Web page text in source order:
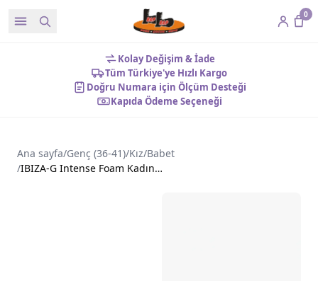
0
Kolay Değişim & İade
Tüm Türkiye'ye Hızlı Kargo
Doğru Numara için Ölçüm Desteği
Kapıda Ödeme Seçeneği
Ana sayfa/Genç (36-41)/Kız/Babet
/
IBIZA-G Intense Foam Kadın Ayakkabı Siyah